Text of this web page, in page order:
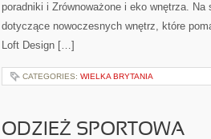
poradniki i Zrównoważone i eko wnętrza.
dotyczące nowoczesnych wnętrz, które
Loft Design […]
CATEGORIES: WIELKA BRYTANIA
ODZIEŻ SPORTOWA